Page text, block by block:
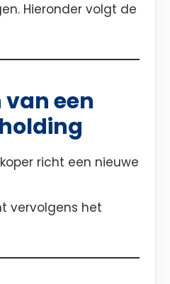
Hieronder volgt de
van een
richt een nieuwe
vervolgens het